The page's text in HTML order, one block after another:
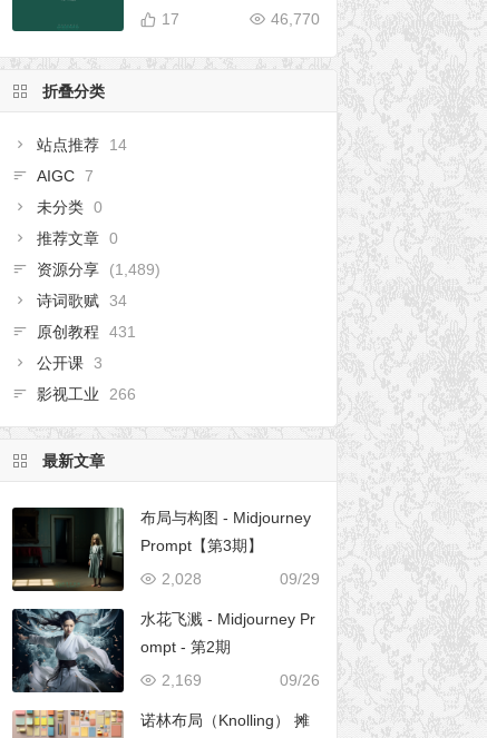
玉清境》
46,770
17
折叠分类
站点推荐
14
AIGC 7
未分类 0
推荐文章 0
资源分享
(1,489)
诗词歌赋 34
原创教程
431
公开课 3
影视工业
266
最新文章
布局与构图 - Midjourney
Prompt【第3期】
09/29
2,028
水花飞溅 - Midjourney Pr
ompt - 第2期
09/26
2,169
诺林布局（Knolling） 摊